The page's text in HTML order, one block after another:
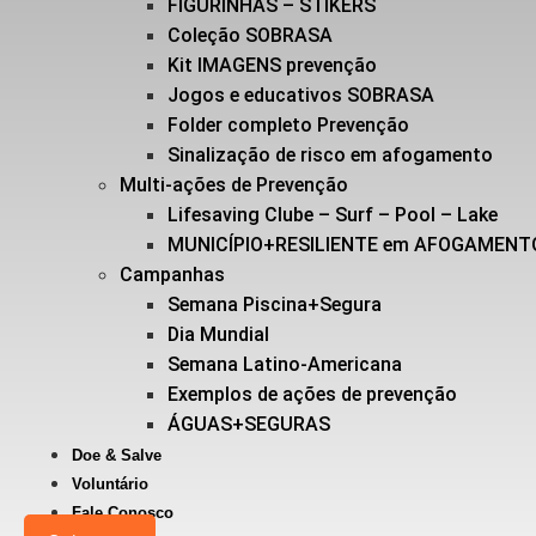
FIGURINHAS – STIKERS
Coleção SOBRASA
Kit IMAGENS prevenção
Jogos e educativos SOBRASA
Folder completo Prevenção
Sinalização de risco em afogamento
Multi-ações de Prevenção
Lifesaving Clube – Surf – Pool – Lake
MUNICÍPIO+RESILIENTE em
Campanhas
Semana Piscina+Segura
Dia Mundial
Semana Latino-Americana
Exemplos de ações de prevenção
ÁGUAS+SEGURAS
Doe & Salve
Voluntário
Fale Conosco